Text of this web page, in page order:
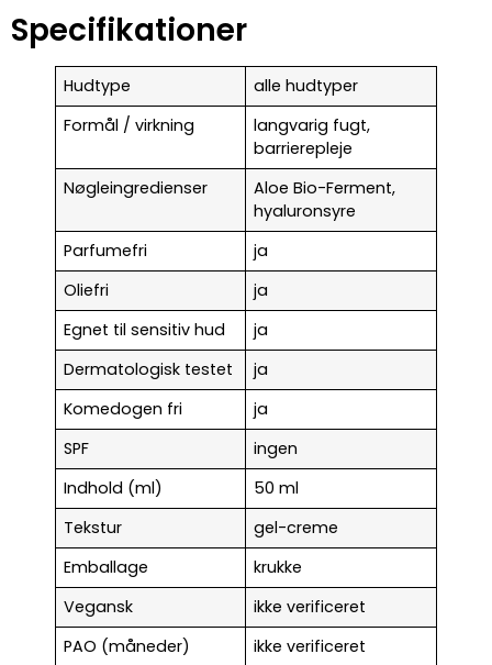
Specifikationer
Hudtype
alle hudtyper
Formål / virkning
langvarig fugt,
barrierepleje
Nøgleingredienser
Aloe Bio-Ferment,
hyaluronsyre
Parfumefri
ja
Oliefri
ja
Egnet til sensitiv hud
ja
Dermatologisk testet
ja
Komedogen fri
ja
SPF
ingen
Indhold (ml)
50 ml
Tekstur
gel-creme
Emballage
krukke
Vegansk
ikke verificeret
PAO (måneder)
ikke verificeret